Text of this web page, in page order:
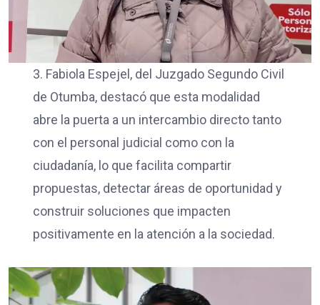
3. Fabiola Espejel, del Juzgado Segundo Civil
de Otumba, destacó que esta modalidad
abre la puerta a un intercambio directo tanto
con el personal judicial como con la
ciudadanía, lo que facilita compartir
propuestas, detectar áreas de oportunidad y
construir soluciones que impacten
positivamente en la atención a la sociedad.